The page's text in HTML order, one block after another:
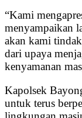
“Kami
menyampaikan
akan kami
dari upaya
kenyamanan
Kapolsek
untuk terus